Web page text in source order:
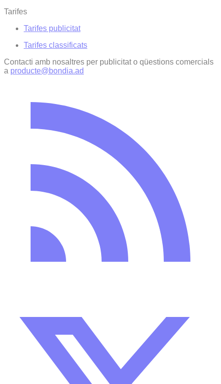
Tarifes
Tarifes publicitat
Tarifes classificats
Contacti amb nosaltres per publicitat o qüestions comercials
a producte@bondia.ad